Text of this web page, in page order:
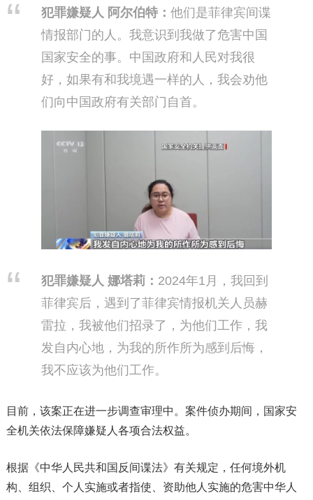
犯罪嫌疑人 阿尔伯特： 他们是菲律宾间谍
情报部门的人。我意识到我做了危害中国
国家安全的事。中国政府和人民对我很
好，如果有和我境遇一样的人，我会劝他
们向中国政府有关部门自首。
犯罪嫌疑人 娜塔莉： 2024年1月，我回到
菲律宾后，遇到了菲律宾情报机关人员赫
雷拉，我被他们招录了，为他们工作，我
发自内心地，为我的所作所为感到后悔，
我不应该为他们工作。
目前，该案正在进一步调查审理中。案件侦办期间，国家安
全机关依法保障嫌疑人各项合法权益。
根据《中华人民共和国反间谍法》有关规定，任何境外机
构、组织、个人实施或者指使、资助他人实施的危害中华人